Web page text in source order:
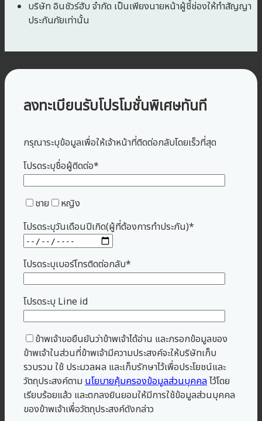
บริษัท อินชัวร์ฮับ จำกัด เป็นเพียงนายหน้าผู้ชี้ช่องให้ทำสัญญา
ประกันภัยเท่านั้น
ลงทะเบียนรับโปรโมชั่นพิเศษทันที
กรุณาระบุข้อมูลเพื่อให้เจ้าหน้าที่ติดต่อกลับโดยเร็วที่สุด
โปรดระบุชื่อผู้ติดต่อ*
ชาย
หญิง
โปรดระบุวันเดือนปีเกิด(ผู้ที่ต้องการทำประกัน)*
โปรดระบุเบอร์โทรติดต่อกลับ*
โปรดระบุ Line id
ข้าพเจ้าขอยืนยันว่าข้าพเจ้าได้อ่าน และกรอกข้อมูลของ
ข้าพเจ้าในส่วนที่ข้าพเจ้ามีความประสงค์จะให้บริษัทเก็บ
รวบรวม ใช้ ประมวลผล และเก็บรักษาไว้เพื่อประโยชน์และ
วัตถุประสงค์ตาม นโยบายคุ้มครองข้อมูลส่วนบุคคลไว้โดย
เรียบร้อยแล้ว และตกลงยินยอมให้มีการใช้ข้อมูลส่วนบุคคล
ของข้าพเจ้าเพื่อวัตถุประสงค์ดังกล่าว